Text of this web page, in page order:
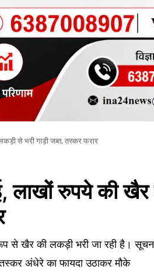
से भरी गाड़ी जब्त, तस्कर फरार
लाखों रुपये की
से खैर की लकड़ी भरी जा रही है।
अंधेरे का फायदा उठाकर मौके